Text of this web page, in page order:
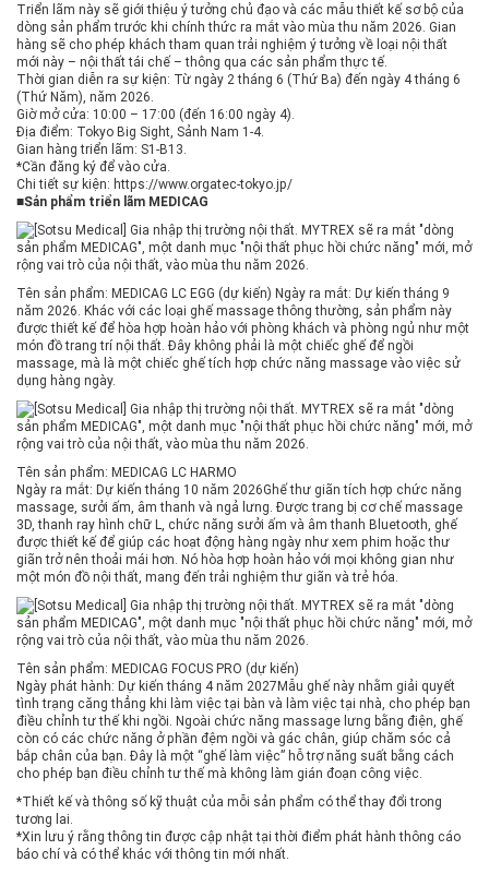
Triển lãm này sẽ giới thiệu ý tưởng chủ đạo và các mẫu thiết kế sơ bộ của
dòng sản phẩm trước khi chính thức ra mắt vào mùa thu năm 2026. Gian
hàng sẽ cho phép khách tham quan trải nghiệm ý tưởng về loại nội thất
mới này – nội thất tái chế – thông qua các sản phẩm thực tế.
Thời gian diễn ra sự kiện: Từ ngày 2 tháng 6 (Thứ Ba) đến ngày 4 tháng 6
(Thứ Năm), năm 2026.
Giờ mở cửa: 10:00 – 17:00 (đến 16:00 ngày 4).
Địa điểm: Tokyo Big Sight, Sảnh Nam 1-4.
Gian hàng triển lãm: S1-B13.
*Cần đăng ký để vào cửa.
Chi tiết sự kiện: https://www.orgatec-tokyo.jp/
■Sản phẩm triển lãm MEDICAG
Tên sản phẩm: MEDICAG LC EGG (dự kiến) Ngày ra mắt: Dự kiến ​​tháng 9
năm 2026. Khác với các loại ghế massage thông thường, sản phẩm này
được thiết kế để hòa hợp hoàn hảo với phòng khách và phòng ngủ như một
món đồ trang trí nội thất. Đây không phải là một chiếc ghế để ngồi
massage, mà là một chiếc ghế tích hợp chức năng massage vào việc sử
dụng hàng ngày.
Tên sản phẩm: MEDICAG LC HARMO
Ngày ra mắt: Dự kiến ​​tháng 10 năm 2026Ghế thư giãn tích hợp chức năng
massage, sưởi ấm, âm thanh và ngả lưng. Được trang bị cơ chế massage
3D, thanh ray hình chữ L, chức năng sưởi ấm và âm thanh Bluetooth, ghế
được thiết kế để giúp các hoạt động hàng ngày như xem phim hoặc thư
giãn trở nên thoải mái hơn. Nó hòa hợp hoàn hảo với mọi không gian như
một món đồ nội thất, mang đến trải nghiệm thư giãn và trẻ hóa.
Tên sản phẩm: MEDICAG FOCUS PRO (dự kiến)
Ngày phát hành: Dự kiến ​​tháng 4 năm 2027Mẫu ghế này nhằm giải quyết
tình trạng căng thẳng khi làm việc tại bàn và làm việc tại nhà, cho phép bạn
điều chỉnh tư thế khi ngồi. Ngoài chức năng massage lưng bằng điện, ghế
còn có các chức năng ở phần đệm ngồi và gác chân, giúp chăm sóc cả
bắp chân của bạn. Đây là một “ghế làm việc” hỗ trợ năng suất bằng cách
cho phép bạn điều chỉnh tư thế mà không làm gián đoạn công việc.
*Thiết kế và thông số kỹ thuật của mỗi sản phẩm có thể thay đổi trong
tương lai.
*Xin lưu ý rằng thông tin được cập nhật tại thời điểm phát hành thông cáo
báo chí và có thể khác với thông tin mới nhất.